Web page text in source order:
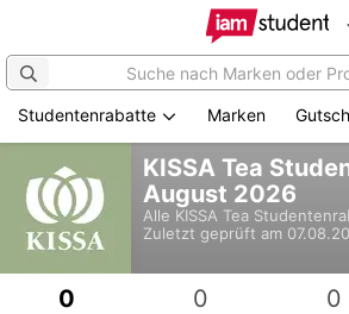
Hauptinhalt
springen
Studentenrabatte Marken
KISSA Tea
August 2026
Alle KISSA Tea
Zuletzt geprüft am
0 0 0